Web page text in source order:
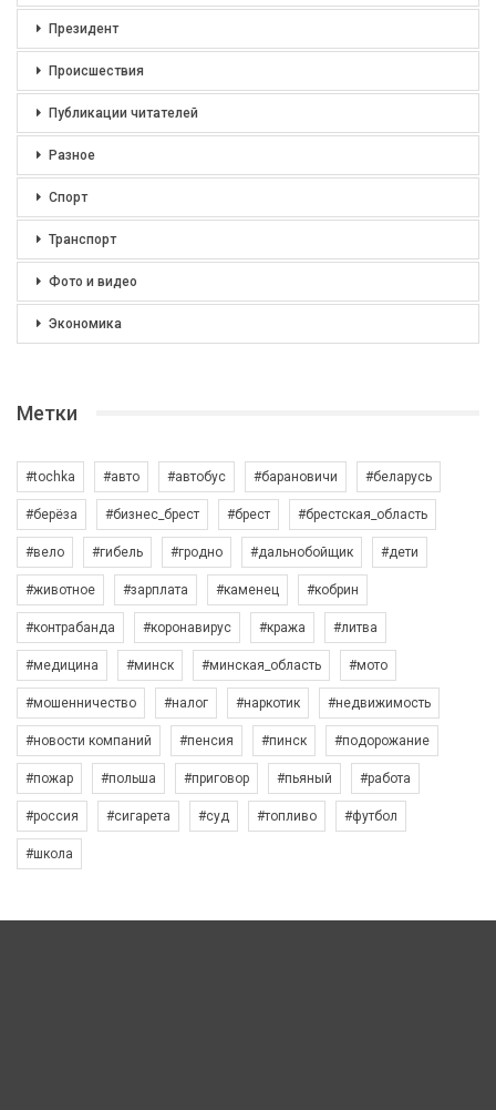
Президент
Происшествия
Публикации читателей
Разное
Спорт
Транспорт
Фото и видео
Экономика
Метки
#tochka #авто #автобус #барановичи #беларусь
#берёза #бизнес_брест #брест #брестская_область
#вело #гибель #гродно #дальнобойщик #дети
#животное #зарплата #каменец #кобрин
#контрабанда #коронавирус #кража #литва
#медицина #минск #минская_область #мото
#мошенничество #налог #наркотик #недвижимость
#новости компаний #пенсия #пинск #подорожание
#пожар #польша #приговор #пьяный #работа
#россия #сигарета #суд #топливо #футбол
#школа